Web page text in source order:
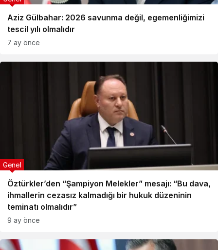
Aziz Gülbahar: 2026 savunma değil, egemenliğimizi
tescil yılı olmalıdır
7 ay önce
Öztürkler’den “Şampiyon Melekler” mesajı: “Bu dava,
ihmallerin cezasız kalmadığı bir hukuk düzeninin
teminatı olmalıdır”
Genel
9 ay önce